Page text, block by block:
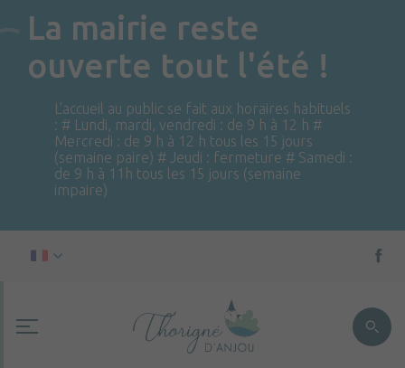
La mairie reste
ouverte tout l'été !
L'accueil au public se fait aux horaires habituels
: # Lundi, mardi, vendredi : de 9 h à 12 h #
Mercredi : de 9 h à 12 h tous les 15 jours
(semaine paire) # Jeudi : fermeture # Samedi :
de 9 h à 11h tous les 15 jours (semaine
impaire)